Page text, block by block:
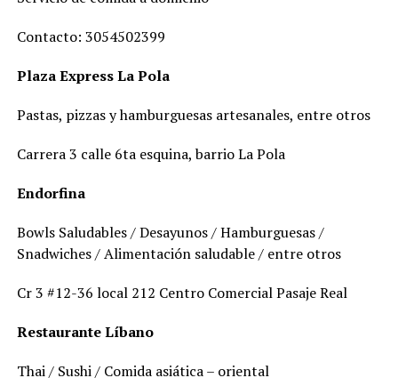
Contacto: 3054502399
Plaza Express La Pola
Pastas, pizzas y hamburguesas artesanales, entre otros
Carrera 3 calle 6ta esquina, barrio La Pola
Endorfina
Bowls Saludables / Desayunos / Hamburguesas /
Snadwiches / Alimentación saludable / entre otros
Cr 3 #12-36 local 212 Centro Comercial Pasaje Real
Restaurante Líbano
Thai / Sushi / Comida asiática – oriental